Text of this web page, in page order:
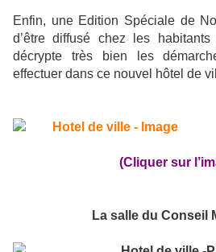
Enfin, une Edition Spéciale de
d’être diffusé chez les
décrypte très bien les
effectuer dans ce nouvel hôtel de
(Cliquer sur
La salle du Conseil